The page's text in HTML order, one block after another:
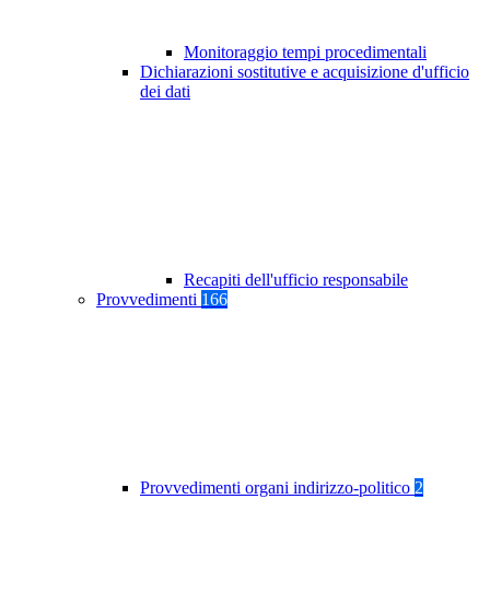
Monitoraggio tempi procedimentali
Dichiarazioni sostitutive e acquisizione d'ufficio
dei dati
Recapiti dell'ufficio responsabile
Provvedimenti 166
Provvedimenti organi indirizzo-politico 2